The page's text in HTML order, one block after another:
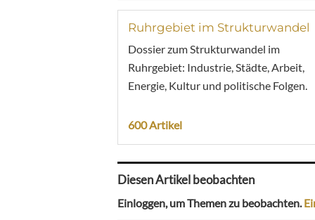
Ruhrgebiet im Strukturwandel
Dossier zum Strukturwandel im
Ruhrgebiet: Industrie, Städte, Arbeit,
Energie, Kultur und politische Folgen.
600 Artikel
Diesen Artikel beobachten
Einloggen, um Themen zu beobachten.